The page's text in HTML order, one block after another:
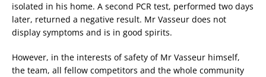
isolated in his home. A second PCR test, performed two days
later, returned a negative result. Mr Vasseur does not
display symptoms and is in good spirits.
However, in the interests of safety of Mr Vasseur himself,
the team, all fellow competitors and the whole community